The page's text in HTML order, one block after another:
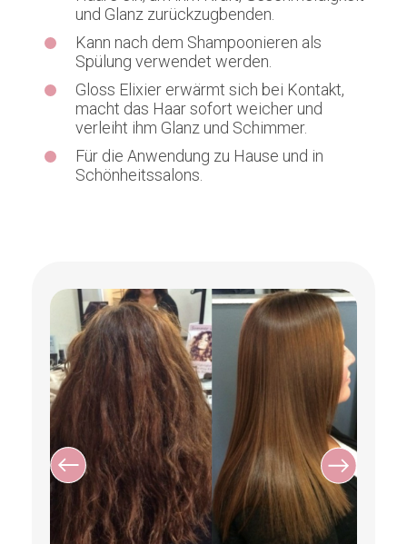
und Glanz zurückzugbenden.
Kann nach dem Shampoonieren als
Spülung verwendet werden.
Gloss Elixier erwärmt sich bei Kontakt,
macht das Haar sofort weicher und
verleiht ihm Glanz und Schimmer.
Für die Anwendung zu Hause und in
Schönheitssalons.